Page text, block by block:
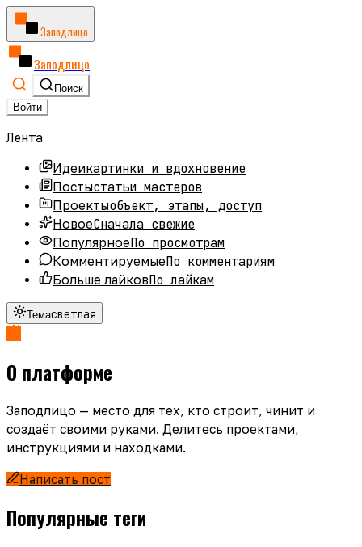
Заподлицо
Заподлицо
Поиск
Войти
Лента
Идеикартинки и вдохновение
Постыстатьи мастеров
Проектыобъект, этапы, доступ
НовоеСначала свежие
ПопулярноеПо просмотрам
КомментируемыеПо комментариям
Больше лайковПо лайкам
Темасветлая
О платформе
Заподлицо — место для тех, кто строит, чинит и
создаёт своими руками. Делитесь проектами,
инструкциями и находками.
Написать пост
Популярные теги